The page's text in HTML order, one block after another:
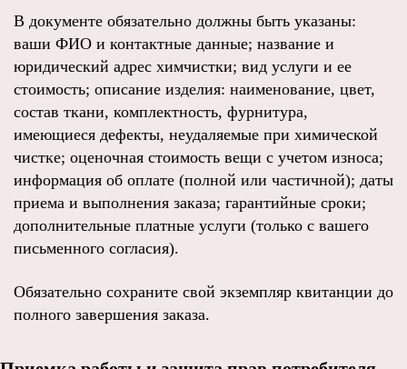
В документе обязательно должны быть указаны:
ваши ФИО и контактные данные; название и
юридический адрес химчистки; вид услуги и ее
стоимость; описание изделия: наименование, цвет,
состав ткани, комплектность, фурнитура,
имеющиеся дефекты, неудаляемые при химической
чистке; оценочная стоимость вещи с учетом износа;
информация об оплате (полной или частичной); даты
приема и выполнения заказа; гарантийные сроки;
дополнительные платные услуги (только с вашего
письменного согласия).
Обязательно сохраните свой экземпляр квитанции до
полного завершения заказа.